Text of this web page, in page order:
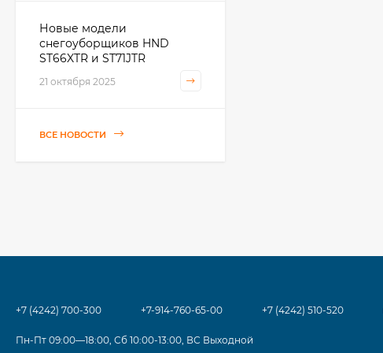
Новые модели
снегоуборщиков HND
ST66XTR и ST71JTR
21 октября 2025
ВСЕ НОВОСТИ
+7 (4242) 700-300 +7-914-760-65-00 +7 (4242) 510-520
Пн-Пт 09:00—18:00, Сб 10:00-13:00, ВС Выходной